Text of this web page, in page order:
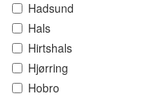
Hadsund
Hals
Hirtshals
Hjørring
Hobro